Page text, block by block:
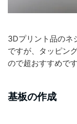
3Dプリント品のネ
ですが、タッピン
ので超おすすめです
基板の作成